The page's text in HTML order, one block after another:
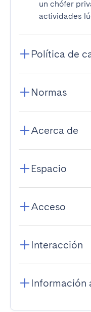
un chófer
actividades
Política de
Normas
Acerca de
Espacio
Acceso
Interacción
Información